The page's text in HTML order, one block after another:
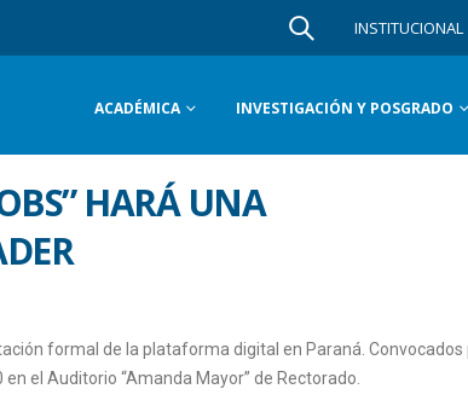
INSTITUCIONAL
ACADÉMICA INVESTIGACIÓN Y POSGRADO
HARÁ UNA
formal de la plataforma digital en Paraná. Convocados
el Auditorio “Amanda Mayor” de Rectorado.